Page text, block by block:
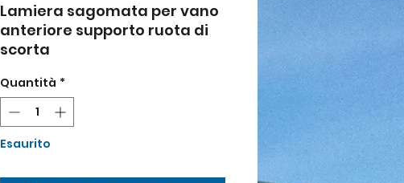
Lamiera sagomata per vano
anteriore supporto ruota di
scorta
Quantità *
Esaurito